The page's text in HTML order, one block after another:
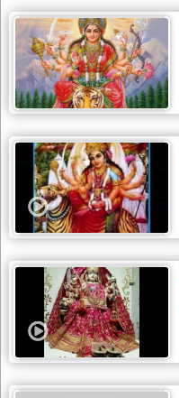
bhajans